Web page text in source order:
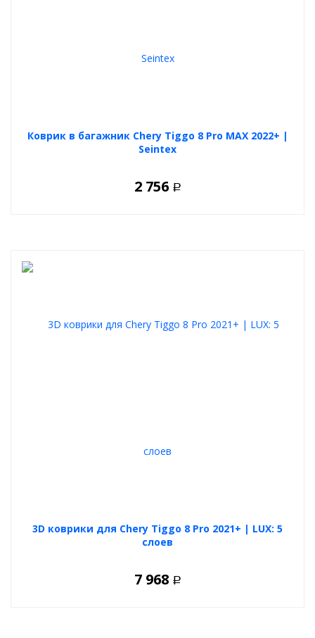
Коврик в багажник Chery Tiggo 8 Pro MAX 2022+ |
Seintex
2 756 Р
3D коврики для Chery Tiggo 8 Pro 2021+ | LUX: 5
слоев
7 968 Р